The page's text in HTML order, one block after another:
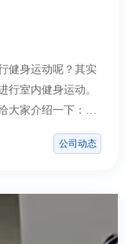
健身运动呢？其实
行室内健身运动。
大家介绍一下：
公司动态